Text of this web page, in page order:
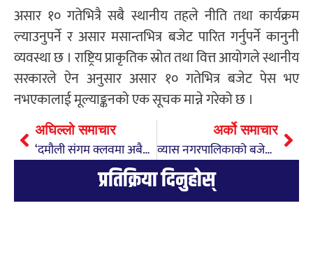
असार १० गतेभित्रै सबै स्थानीय तहले नीति तथा कार्यक्रम
ल्याउनुपर्ने र असार मसान्तभित्र बजेट पारित गर्नुपर्ने कानुनी
व्यवस्था छ । राष्ट्रिय प्राकृतिक स्रोत तथा वित्त आयोगले स्थानीय
सरकारले ऐन अनुसार असार १० गतेभित्र बजेट पेस भए
नभएकालाई मूल्याङ्कनको एक सूचक मान्ने गरेको छ ।
अघिल्लो समाचार
‘दमौली संगम क्लवमा अबैध समुहको गतिविधिमा प्रशासन मुकदर्शक’
अर्को समाचार
व्यास नगरपालिकाको बजेट १ अर्व ७५ करोड
प्रतिक्रिया दिनुहोस्